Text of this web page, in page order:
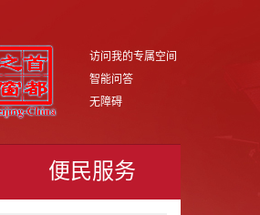
访问我的专属空间
智能问答
无障碍
便民服务